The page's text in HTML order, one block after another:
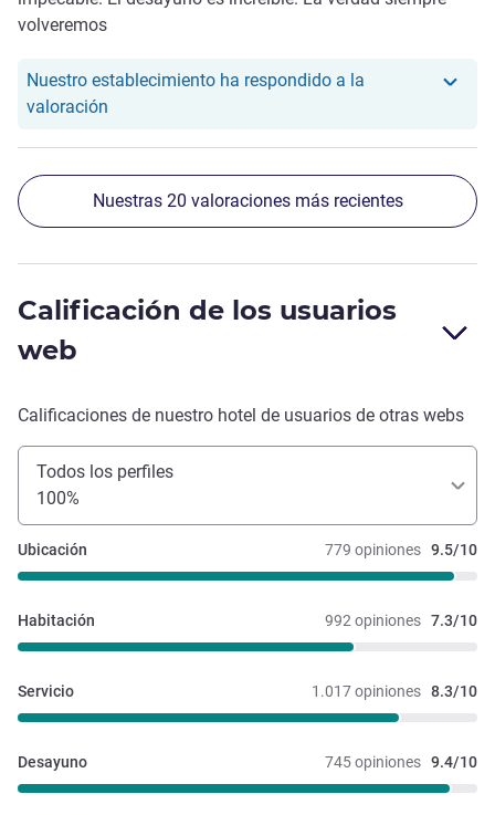
volveremos
Nuestro establecimiento ha respondido a la
valoración
Nuestras 20 valoraciones más recientes
Calificación de los usuarios
web
Calificaciones de nuestro hotel de usuarios de otras webs
Todos los perfiles
100%
779 opiniones 9.5/10
Ubicación
992 opiniones 7.3/10
Habitación
1.017 opiniones 8.3/10
Servicio
745 opiniones 9.4/10
Desayuno